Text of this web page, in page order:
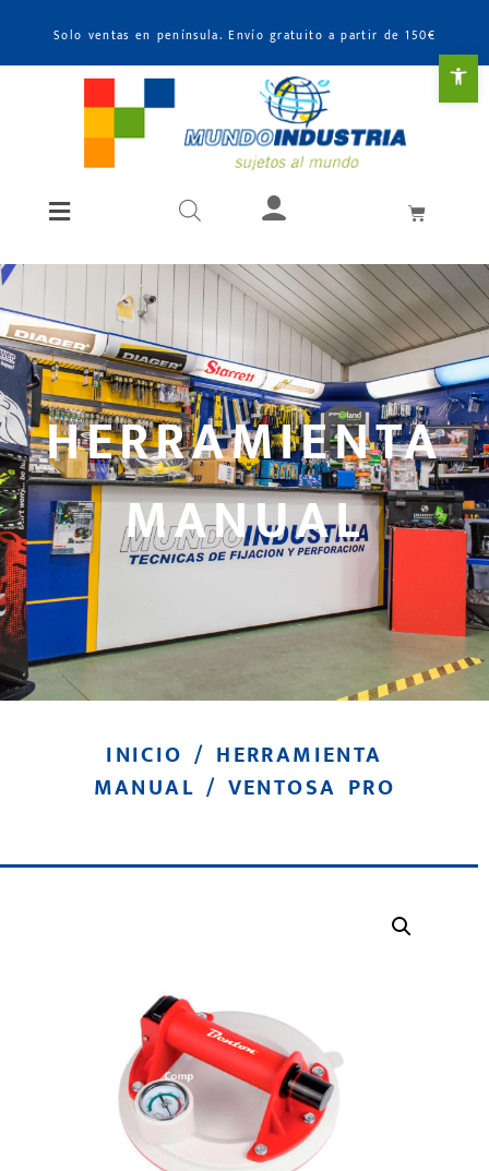
Solo ventas en península. Envío gratuito a partir de 150€
HERRAMIENTA
MANUAL
INICIO / HERRAMIENTA
MANUAL / VENTOSA PRO